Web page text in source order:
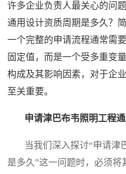
许多企业负责人最关心的问
通用设计资质周期是多久？
一个完整的申请流程通常需
固定值，而是一个受多重变
构成及其影响因素，对于企
至关重要。
申请津巴布韦照明工程
当我们深入探讨“申请津
是多久”这一问题时，必须将